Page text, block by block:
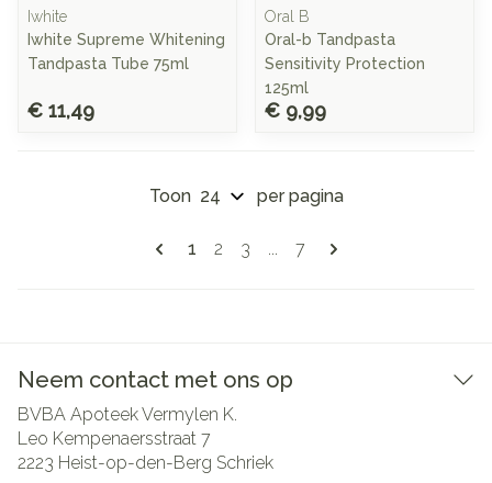
Iwhite
Iwhite Supreme Whitening
Tandpasta Tube 75ml
€ 11,49
Oral B
Oral-b Tandpasta
Sensitivity Protection
125ml
€ 9,99
Pagina's
U lees momenteel pagina
1 Pagina
2 Pagina
3 ... Pagina
7
Toon per pagina
Neem contact met ons op
BVBA Apoteek Vermylen K.
Leo Kempenaersstraat 7
2223 Heist-op-den-Berg Schriek